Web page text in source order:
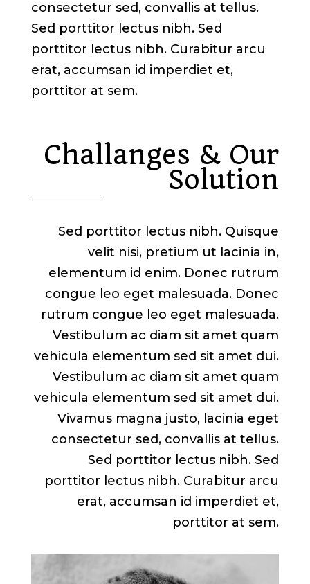
consectetur sed, convallis at tellus.
Sed porttitor lectus nibh. Sed
porttitor lectus nibh. Curabitur arcu
erat, accumsan id imperdiet et,
porttitor at sem.
Challanges & Our
Solution
Sed porttitor lectus nibh. Quisque
velit nisi, pretium ut lacinia in,
elementum id enim. Donec rutrum
congue leo eget malesuada. Donec
rutrum congue leo eget malesuada.
Vestibulum ac diam sit amet quam
vehicula elementum sed sit amet dui.
Vestibulum ac diam sit amet quam
vehicula elementum sed sit amet dui.
Vivamus magna justo, lacinia eget
consectetur sed, convallis at tellus.
Sed porttitor lectus nibh. Sed
porttitor lectus nibh. Curabitur arcu
erat, accumsan id imperdiet et,
porttitor at sem.